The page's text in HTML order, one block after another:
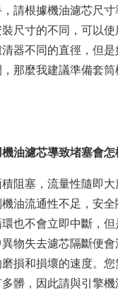
請根據機油濾芯尺寸
尺寸的不同，可以使
器不同的直徑，但是
那麼我建議準備套筒
油濾芯導致堵塞會怎
阻塞，流量性隨即大
油流通性不足，安
也不會立即中斷，
物失去濾芯隔斷便會
損和損壞的速度。
髒，因此請與引擎機